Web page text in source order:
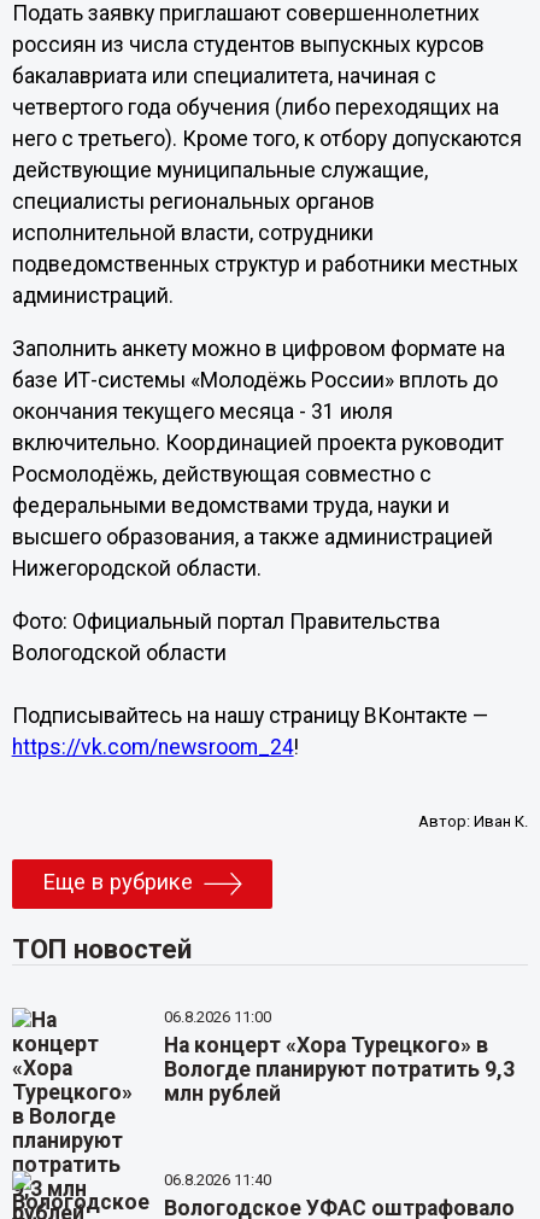
Подать заявку приглашают совершеннолетних
россиян из числа студентов выпускных курсов
бакалавриата или специалитета, начиная с
четвертого года обучения (либо переходящих на
него с третьего). Кроме того, к отбору допускаются
действующие муниципальные служащие,
специалисты региональных органов
исполнительной власти, сотрудники
подведомственных структур и работники местных
администраций.
Заполнить анкету можно в цифровом формате на
базе ИТ-системы «Молодёжь России» вплоть до
окончания текущего месяца - 31 июля
включительно. Координацией проекта руководит
Росмолодёжь, действующая совместно с
федеральными ведомствами труда, науки и
высшего образования, а также администрацией
Нижегородской области.
Фото: Официальный портал Правительства
Вологодской области
Подписывайтесь на нашу страницу ВКонтакте —
https://vk.com/newsroom_24!
Автор:Иван К.
Еще в рубрике
ТОП новостей
06.8.2026 11:00
На концерт «Хора Турецкого» в
Вологде планируют потратить 9,3
млн рублей
06.8.2026 11:40
Вологодское УФАС оштрафовало